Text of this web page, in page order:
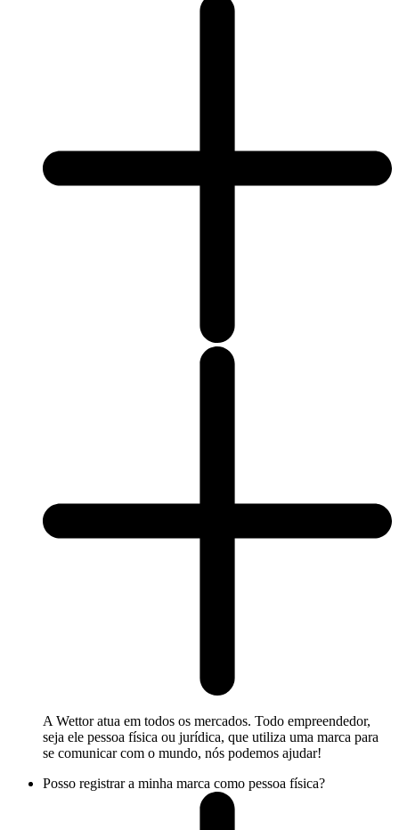
A Wettor atua em todos os mercados. Todo empreendedor,
seja ele pessoa física ou jurídica, que utiliza uma marca para
se comunicar com o mundo, nós podemos ajudar!
Posso registrar a minha marca como pessoa física?